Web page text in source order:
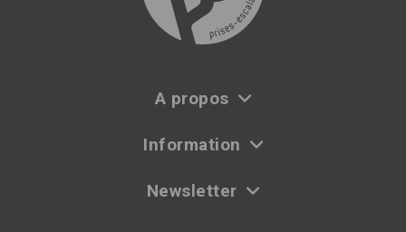
A propos
Information
Newsletter